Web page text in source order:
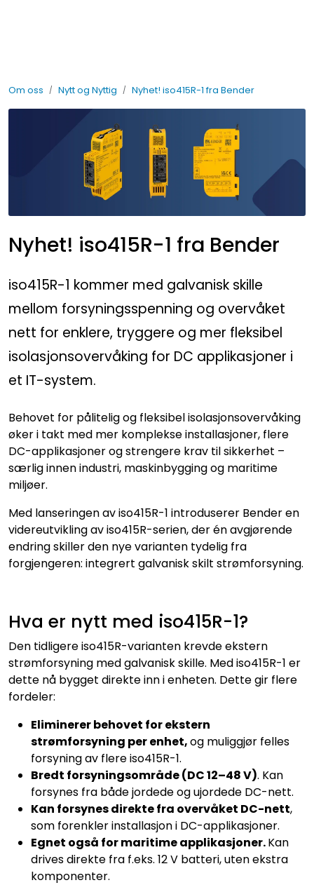
Om oss Nytt og Nyttig Nyhet! iso415R-1 fra Bender
Nyhet! iso415R-1 fra Bender
iso415R-1 kommer med galvanisk skille
mellom forsyningsspenning og overvåket
nett for enklere, tryggere og mer fleksibel
isolasjonsovervåking for DC applikasjoner i
et IT-system.
Behovet for pålitelig og fleksibel isolasjonsovervåking
øker i takt med mer komplekse installasjoner, flere
DC-applikasjoner og strengere krav til sikkerhet –
særlig innen industri, maskinbygging og maritime
miljøer.
Med lanseringen av iso415R-1 introduserer Bender en
videreutvikling av iso415R-serien, der én avgjørende
endring skiller den nye varianten tydelig fra
forgjengeren: integrert galvanisk skilt strømforsyning.
Hva er nytt med iso415R-1?
Den tidligere iso415R-varianten krevde ekstern
strømforsyning med galvanisk skille. Med iso415R-1 er
dette nå bygget direkte inn i enheten. Dette gir flere
fordeler:
Eliminerer behovet for ekstern
strømforsyning per enhet,og muliggjør felles
forsyning av flere iso415R-1.
Bredt forsyningsområde (DC 12–48 V). Kan
forsynes fra både jordede og ujordede DC-nett.
Kan forsynes direkte fra overvåket DC-nett,
som forenkler installasjon i DC-applikasjoner.
Egnet også for maritime applikasjoner.Kan
drives direkte fra f.eks. 12 V batteri, uten ekstra
komponenter.
Fabrikkautomatisering
Prosessautomatisering
Nytt og Nyttig
Bærekraft